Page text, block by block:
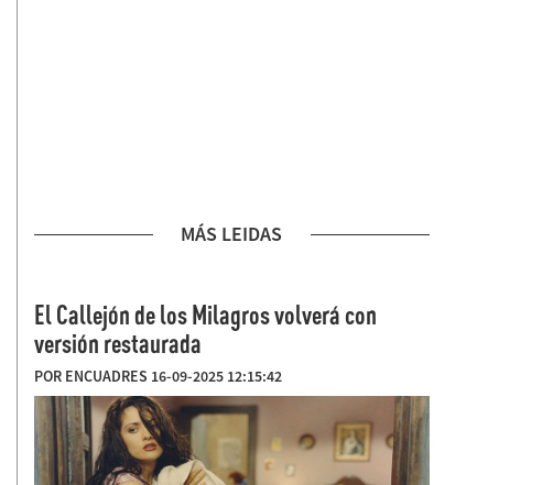
MÁS LEIDAS
El Callejón de los Milagros volverá con
versión restaurada
POR ENCUADRES 16-09-2025 12:15:42